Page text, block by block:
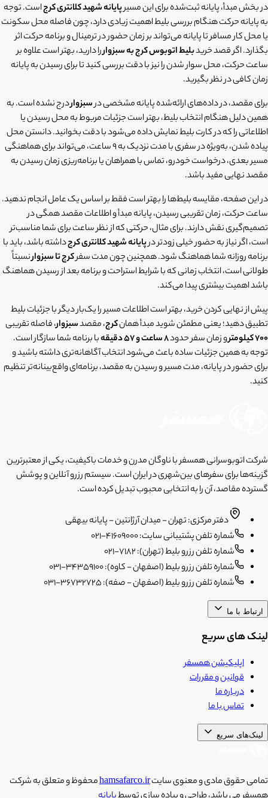
در بخش مبدأ، پایانه ثبت‌شده برای این مسیرپایانه شهید کلانتری کرجاست. توجه
به پایانه حرکت هنگام بررسی بلیط اهمیت زیادی دارد، چون فاصله محل سکونت
یا محل کار مسافر تا پایانه می‌تواند بر زمان حضور در ترمینال و برنامه حرکت اثر
بگذارد. اگر قصد خریدبلیط اتوبوس کرج به سبزواررا دارید، بهتر است علاوه بر
ساعت حرکت، محل سوار شدن را نیز با دقت بررسی کنید تا برای رسیدن به پایانه
زمان کافی در نظر بگیرید.
برای مقصد، در داده‌های ارائه‌شده پایانه مشخصی درسبزواردرج نشده است. به
همین دلیل هنگام انتخاب بلیط، بهتر است جزئیات مربوط به محل رسیدن یا
اطلاعاتی را که در کارت بلیط نمایش داده می‌شود با دقت بخوانید. دانستن محل
پیاده شدن، به‌ویژه در سفری با مدت نزدیک به 9 ساعت، می‌تواند برای هماهنگی
مسیر بعدی، درخواست خودرو، تماس با همراهان یا برنامه‌ریزی زمان رسیدن به
مقصد نهایی مفید باشد.
در این صفحه، مقایسه بلیط‌ها را بهتر است فقط بر اساس یک عامل انجام ندهید.
ساعت حرکت، زمان تقریبی رسیدن، پایانه مبدأ و اطلاعات مقصد همگی در
تصمیم‌گیری نقش دارند. برای مثال، حرکتی که از نظر ساعت برای شما مناسب‌تر
است، اگر نیاز به حضور خیلی زودتر درپایانه شهید کلانتری کرجداشته باشد، باید با
برنامه روزانه شما هماهنگ شود. همچنین چون مدت سفرکرج تا سبزوارنسبتاً
طولانی است، انتخاب زمانی که با شرایط استراحت و برنامه بعد از رسیدن هماهنگ
باشد اهمیت بیشتری پیدا می‌کند.
پیش از نهایی کردن خرید، بهتر است اطلاعات مسیر را یک‌بار دیگر با جزئیات بلیط
تطبیق دهید؛ یعنی مطمئن شوید مبدأ همانکرج، مقصدسبزوار، فاصله تقریبی
700 کیلومتر
و زمان سفر حدود8 ساعت و 57 دقیقه
با برنامه شما سازگار است.
توجه به همین جزئیات ساده باعث می‌شود انتخاب آگاهانه‌تری داشته باشید و
برای حضور در پایانه، مدت مسیر و رسیدن به مقصد، برنامه‌ای واقع‌بینانه‌تر تنظیم
کنید.
شرکت اتوبوسرانی همسفر با ناوگان مدرن و خدمات باکیفیت، یکی از معتبرترین
گزینه‌ها برای سفرهای بین‌شهری در ایران است. سیستم رزرو آنلاین و پوشش
گسترده مقاصد، آن را به انتخابی محبوب تبدیل کرده است.
دفتر مرکزی: تهران - میدان آرژانتین - پایانه بیهقی
شماره تلفن پشتیبانی سایت: 41609000-021
شماره تلفن رزرو بلیط (تهران): 7182-021
شماره تلفن رزرو بلیط (اصفهان - کاوه): 34359100-031
شماره تلفن رزرو بلیط (اصفهان - صفه): 36732725-031
ارتباط با ما
لینک های سریع
اپلیکیشن همسفر
قوانین و مقررات
درباره ما
تماس با ما
لینک‌های سریع
تمامی حقوق مادی و معنوی سایتhamsafarco.irمحفوظ و متعلق به شرکت